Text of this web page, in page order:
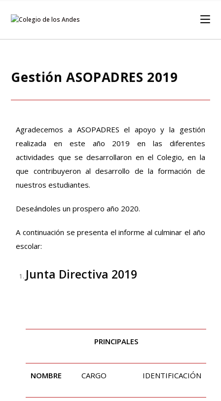
Gestión ASOPADRES 2019
Agradecemos a ASOPADRES el apoyo y la gestión
realizada en este año 2019 en las diferentes
actividades que se desarrollaron en el Colegio, en la
que contribuyeron al desarrollo de la formación de
nuestros estudiantes.
Deseándoles un prospero año 2020.
A continuación se presenta el informe al culminar el año
escolar:
Junta Directiva 2019
PRINCIPALES
NOMBRE CARGO IDENTIFICACIÓN